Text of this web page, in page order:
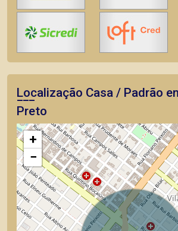
Localização Casa / Padrão
Preto
+
−